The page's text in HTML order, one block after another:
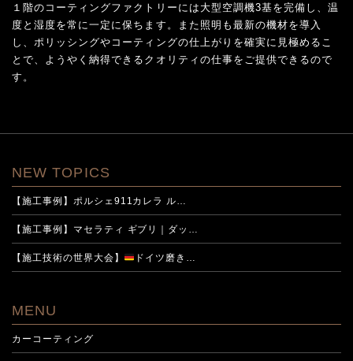
１階のコーティングファクトリーには大型空調機3基を完備し、温
度と湿度を常に一定に保ちます。また照明も最新の機材を導入
し、ポリッシングやコーティングの仕上がりを確実に見極めるこ
とで、ようやく納得できるクオリティの仕事をご提供できるので
す。
NEW TOPICS
【施工事例】ポルシェ911カレラ ル…
【施工事例】マセラティ ギブリ｜ダッ…
【施工技術の世界大会】 ドイツ磨き…
MENU
カーコーティング